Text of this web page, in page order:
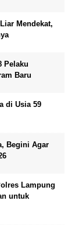
Mendekat,
Pelaku
Baru
di Usia 59
Begini Agar
Lampung
untuk